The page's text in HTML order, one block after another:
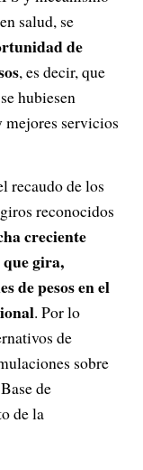
salud, se
de
, es decir, que
hubiesen
mejores servicios
recaudo de los
reconocidos
creciente
gira,
de pesos en el
. Por lo
de
sobre
de
de la